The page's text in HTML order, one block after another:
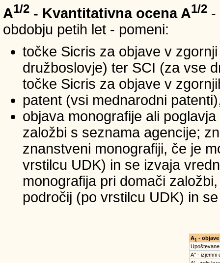
A1/2 - Kvantitativna ocena A1/2 -
obdobju petih let - pomeni:
točke Sicris za objave v
družboslovje) ter SCI (za vse
točke Sicris za objave v
patent (vsi mednarodni
objava monografije ali
založbi s seznama agencije;
znanstveni monografiji, če je
vrstilcu UDK) in se izvaja
monografija pri domači
področij (po vrstilcu UDK) in
A1 - objave
A'' - izjemni